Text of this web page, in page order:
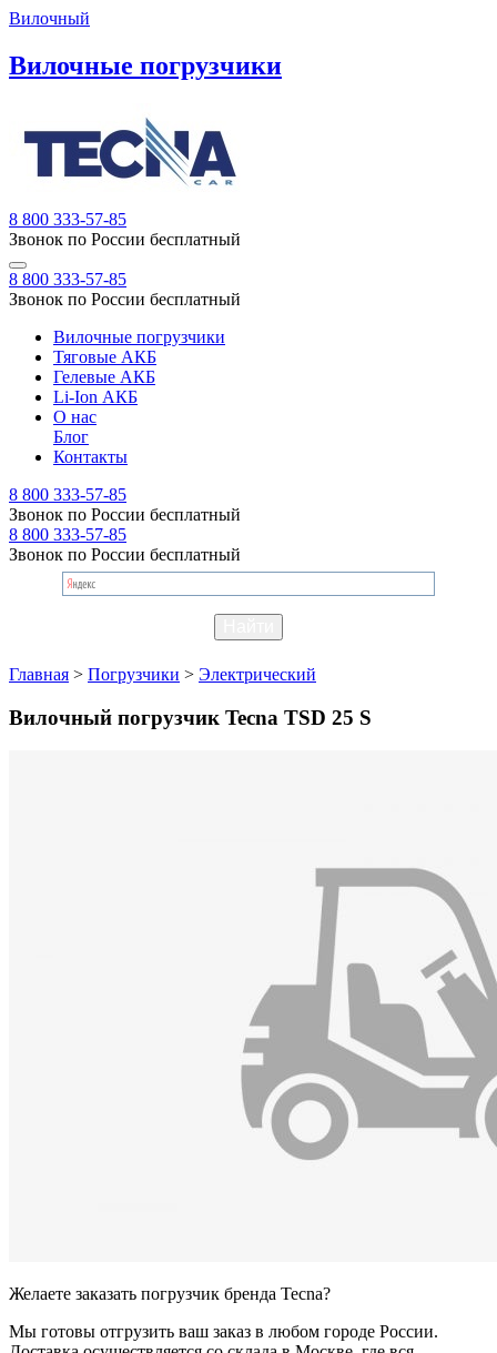
Вилочный
Вилочные погрузчики
8 800 333-57-85
Звонок по России бесплатный
8 800 333-57-85
Звонок по России бесплатный
Вилочные погрузчики
Тяговые АКБ
Гелевые АКБ
Li-Ion АКБ
О нас
Блог
Контакты
8 800 333-57-85
Звонок по России бесплатный
8 800 333-57-85
Звонок по России бесплатный
Главная > Погрузчики > Электрический
Вилочный погрузчик Tecna TSD 25 S
Желаете заказать погрузчик бренда Tecna?
Мы готовы отгрузить ваш заказ в любом городе России.